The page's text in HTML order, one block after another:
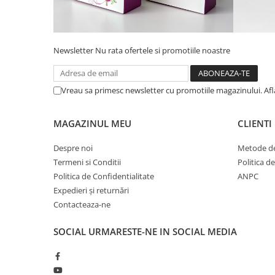
Newsletter Nu rata ofertele si promotiile noastre
Vreau sa primesc newsletter cu promotiile magazinului.
MAGAZINUL MEU
Despre noi
Termeni si Conditii
Politica de Confidentialitate
Expedieri și returnări
Contacteaza-ne
CLIENTI
Metode
Politica
ANPC
SOCIAL URMARESTE-NE IN SOCIAL MEDIA